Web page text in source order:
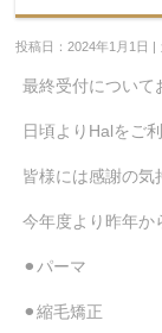
投稿日：2024年1月1日 |
最終受付について
日頃よりHalをご
皆様には感謝の気
今年度より昨年か
⚫︎パーマ
⚫︎縮毛矯正